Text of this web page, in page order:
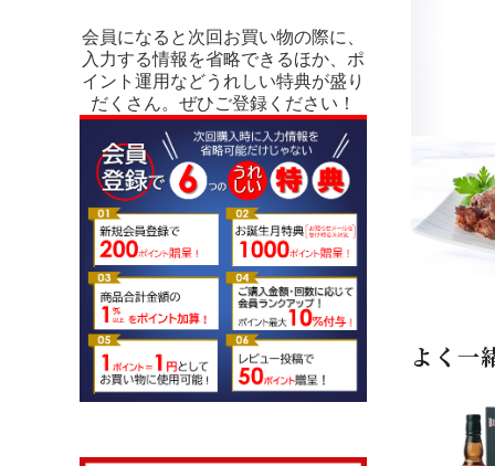
よく一
会員になると次回お買い物の際に、
入力する情報を省略できるほか、ポ
イント運用などうれしい特典が盛り
だくさん。ぜひご登録ください！